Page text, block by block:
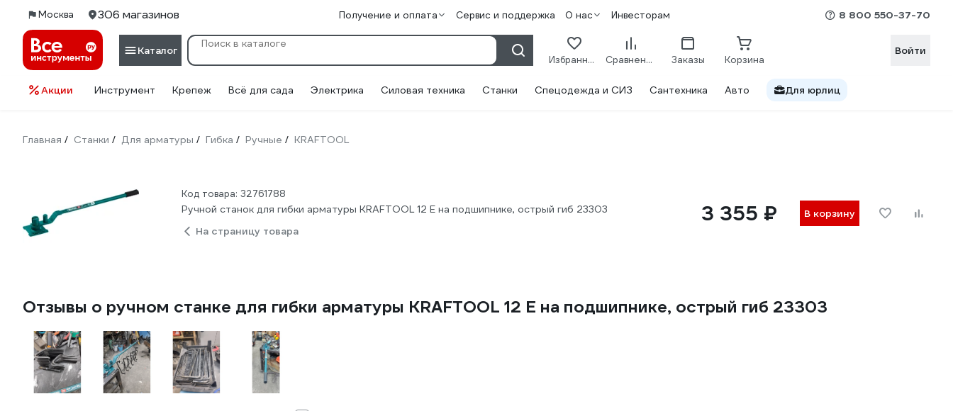
Москва 306 магазинов Получение и оплата Сервис и поддержка О нас Инвесторам 8 800 550-37-70
Каталог
Избранное Сравнение Заказы Корзина
Войти
Акции Инструмент Крепеж Всё для сада Электрика Силовая техника Станки Спецодежда и СИЗ Сантехника Авто Для юрлиц
Главная / Станки / Для арматуры / Гибка / Ручные / KRAFTOOL
Код товара: 32761788
Ручной станок для гибки арматуры KRAFTOOL 12 E на подшипнике, острый гиб 23303
На страницу товара
3 355 ₽ В корзину
Отзывы о ручном станке для гибки арматуры KRAFTOOL 12 E на подшипнике, острый гиб 23303